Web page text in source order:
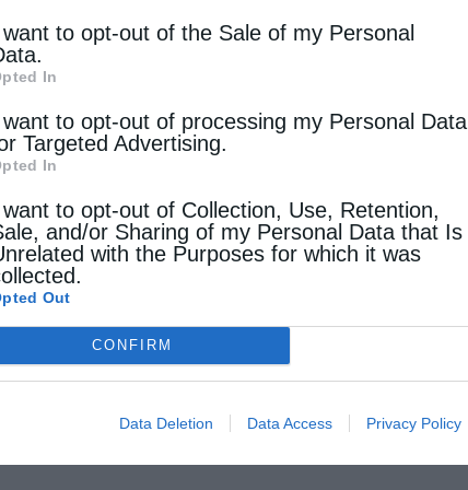
to opt-out of the Sale of my Personal
In
to opt-out of processing my Personal Data
Targeted Advertising.
In
to opt-out of Collection, Use, Retention,
and/or Sharing of my Personal Data that Is
with the Purposes for which it was
Out
CONFIRM
Data Deletion Data Access Privacy Policy